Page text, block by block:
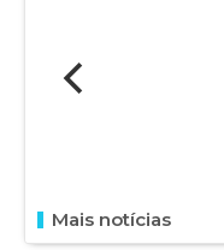
Mais notícias